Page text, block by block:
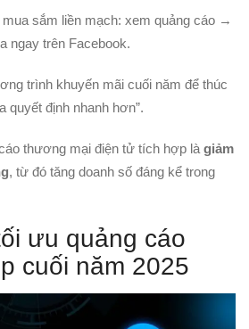
sắm liền mạch: xem quảng cáo →
ngay trên Facebook.
trình khuyến mãi cuối năm để thúc
quyết định nhanh hơn”.
thương mại điện tử tích hợp là giảm
, từ đó tăng doanh số đáng kể trong
ưu quảng cáo
cuối năm 2025